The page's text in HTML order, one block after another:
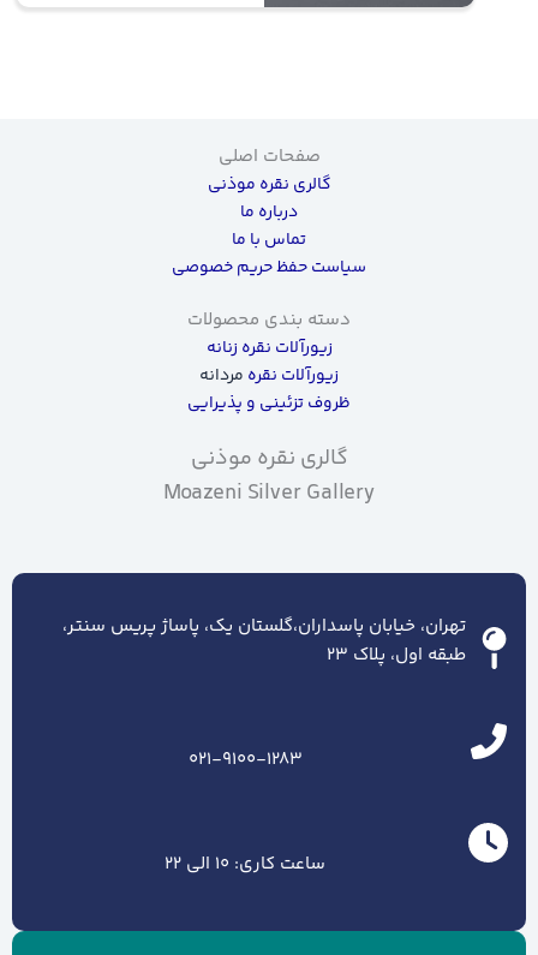
صفحات اصلی
گالری نقره موذنی
درباره ما
تماس با ما
سیاست حفظ حریم خصوصی
دسته بندی محصولات
زیورآلات نقره زنانه
زیورآلات نقره مردانه
ظروف تزئینی و پذیرایی
گالری نقره موذنی
Moazeni Silver Gallery
تهران، خیابان پاسداران،گلستان یک، پاساژ پریس سنتر،
طبقه اول، پلاک ۲۳
021-9100-1283
ساعت کاری: 10 الی 22